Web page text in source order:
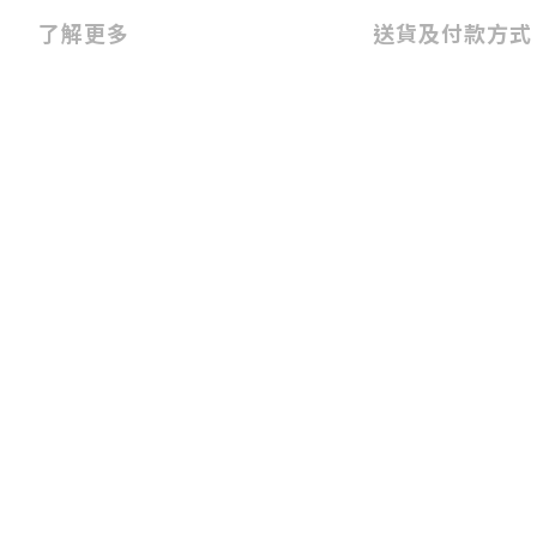
了解更多 送貨及付款方式